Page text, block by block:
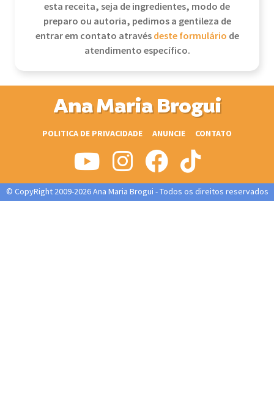
esta receita, seja de ingredientes, modo de
preparo ou autoria, pedimos a gentileza de
entrar em contato atravésdeste formulário de
atendimento específico.
Ana Maria Brogui
POLITICA DE PRIVACIDADE ANUNCIE CONTATO
© CopyRight 2009-2026 Ana Maria Brogui - Todos os direitos reservados